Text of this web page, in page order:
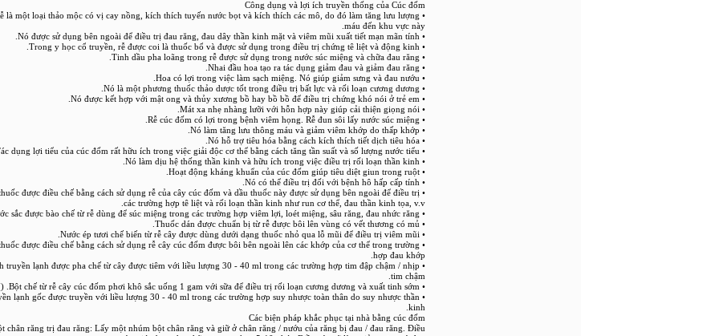
Công dụng và lợi ích truyền thống của Cúc đốm
Rễ là một loại thảo mộc có vị cay nồng, kích thích tuyến nước bọt và kích thích các mô, do đó làm tăng lưu lượng
máu đến khu vực này.
• Nó được sử dụng bên ngoài để điều trị đau răng, đau dây thần kinh mặt và viêm mũi xuất tiết mạn mãn tính.
• Trong y học cổ truyền, rễ được coi là thuốc bổ và được sử dụng trong điều trị chứng tê liệt và động kinh.
• Tinh dầu pha loãng trong rễ được sử dụng trong nước súc miệng và chữa đau răng.
• Nhai đầu hoa tạo ra tác dụng giảm đau và giảm đau răng.
• Hoa có lợi trong việc làm sạch miệng. Nó giúp giảm sưng và đau nướu.
• Nó là một phương thuốc thảo dược tốt trong điều trị bất lực và rối loạn cương dương.
• Nó được kết hợp với mật ong và thủy xương bồ hay bồ bồ để điều trị chứng khó nói ở trẻ em.
• Mát xa nhẹ nhàng lưỡi với hỗn hợp này giúp cải thiện giọng nói.
• Rễ cúc đốm có lợi trong bệnh viêm họng. Rễ đun sôi lấy nước súc miệng.
• Nó làm tăng lưu thông máu và giảm viêm khớp do thấp khớp.
• Nó hỗ trợ tiêu hóa bằng cách kích thích tiết dịch tiêu hóa.
• Tác dụng lợi tiểu của cúc đốm rất hữu ích trong việc giải độc cơ thể bằng cách tăng tần suất và số lượng nước tiểu.
• Nó làm dịu hệ thống thần kinh và hữu ích trong việc điều trị rối loạn thần kinh.
• Hoạt động kháng khuẩn của cúc đốm giúp tiêu diệt giun trong ruột.
• Nó có thể điều trị đối với bệnh hô hấp cấp tính.
thuốc được điều chế bằng cách sử dụng rễ của cây cúc đốm và dầu thuốc này được sử dụng bên ngoài để điều trị
các trường hợp tê liệt và rối loạn thần kinh như run cơ thể, đau thần kinh tọa, v.v.
• Nước sắc được bào chế từ rễ dùng để súc miệng trong các trường hợp viêm lợi, loét miệng, sâu răng, đau nhức răng.
• Thuốc dán được chuẩn bị từ rễ được bôi lên vùng có vết thương có mủ.
• Nước ép tươi chế biến từ rễ cây được dùng dưới dạng thuốc nhỏ qua lỗ mũi để điều trị viêm mũi.
thuốc được điều chế bằng cách sử dụng rễ cây cúc đốm được bôi bên ngoài lên các khớp của cơ thể trong trường
hợp đau khớp.
truyền lạnh được pha chế từ cây được tiêm với liều lượng 30 - 40 ml trong các trường hợp tim đập chậm / nhịp
tim chậm.
• Bột chế từ rễ cây cúc đốm phơi khô sắc uống 1 gam với sữa để điều trị rối loạn cương dương và xuất tinh sớm. ()
lạnh gốc được truyền với liều lượng 30 - 40 ml trong các trường hợp suy nhược toàn thân do suy nhược thần
kinh.
Các biện pháp khắc phục tại nhà bằng cúc đốm
chân răng trị đau răng: Lấy một nhúm bột chân răng và giữ ở chân răng / nướu của răng bị đau / đau răng. Điều